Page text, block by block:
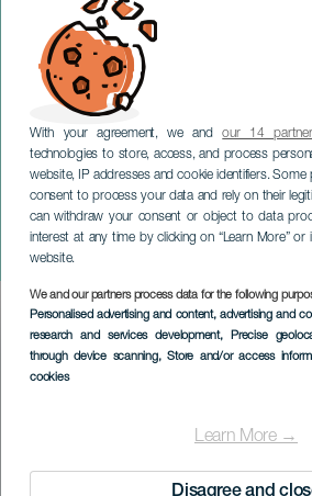
With your agreement, we andour 14
technologies to store, access, and process
website, IP addresses and cookie identifiers.
consent to process your data and rely on their
can withdraw your consent or object to data
interest at any time by clicking on “Learn More”
website.
We and our partners process data for the following
Personalised advertising and content, advertising and
research and services development, Precise
through device scanning, Store and/or access
cookies
Learn More →
Paula Quintana:
naar het vagevuur
LANZAROTE
Imagen
Listado